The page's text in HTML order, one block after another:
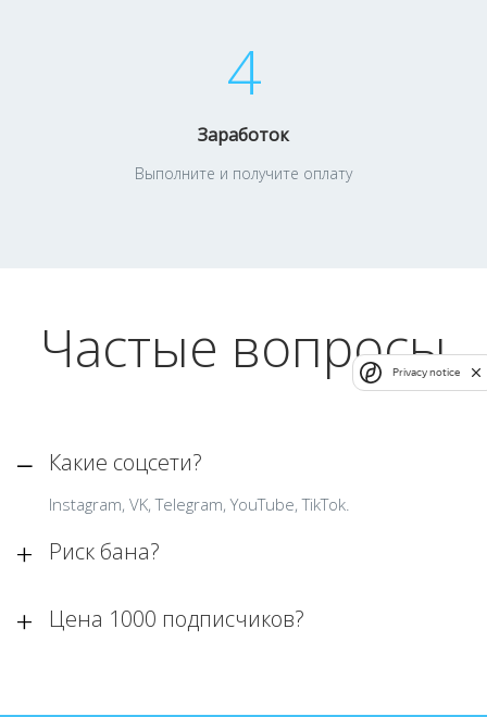
4
Заработок
Выполните и получите оплату
Частые вопросы
Какие соцсети?
Instagram, VK, Telegram, YouTube, TikTok.
Риск бана?
Цена 1000 подписчиков?
Privacy notice